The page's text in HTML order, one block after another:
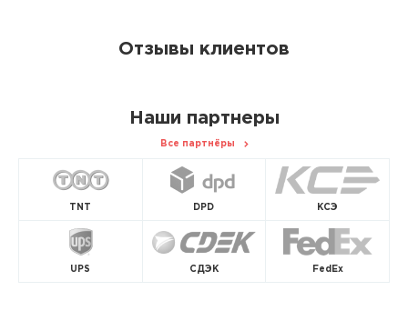
Отзывы клиентов
Наши партнеры
Все партнёры
TNT DPD КСЭ
UPS СДЭК FedEx